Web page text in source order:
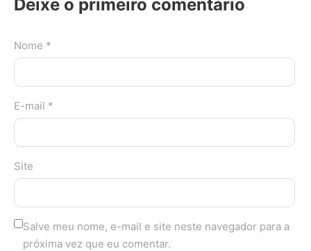
Deixe o primeiro comentário
Nome *
E-mail *
Site
Salve meu nome, e-mail e site neste navegador para a
próxima vez que eu comentar.